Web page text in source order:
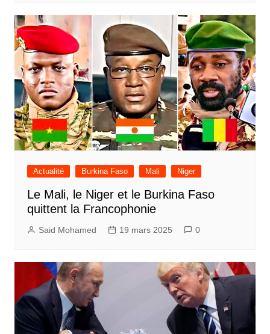
Actualité Burkina Faso Mali Niger
Le Mali, le Niger et le Burkina Faso
quittent la Francophonie
Said Mohamed 19 mars 2025 0